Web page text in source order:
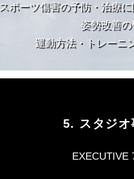
スポーツ傷害の予防・治療
姿勢改善の
運動方法・トレー
5. スタジオ
EXECUTIVE